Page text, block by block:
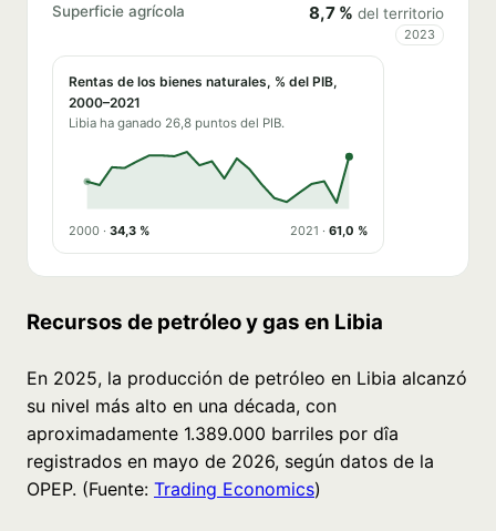
Superficie agrícola 8,7 % del territorio
2023
Rentas de los bienes naturales, % del PIB,
2000–2021
Libia ha ganado 26,8 puntos del PIB.
2000 · 34,3 % 2021 · 61,0 %
Recursos de petróleo y gas en Libia
En 2025, la producción de petróleo en Libia alcanzó
su nivel más alto en una década, con
aproximadamente 1.389.000 barriles por dîa
registrados en mayo de 2026, según datos de la
OPEP. (Fuente: Trading Economics)